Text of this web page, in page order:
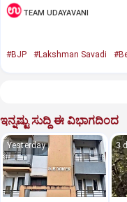
TEAM UDAYAVANI
#BJP #Lakshman Savadi
ಇನ್ನಷ್ಟು ಸುದ್ದಿ ಈ ವಿಭಾಗದಿಂದ
Yesterday 3